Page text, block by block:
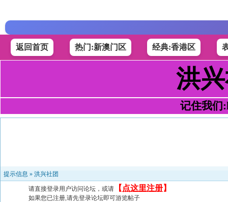
返回首页 热门:新澳门区 经典:香港区
洪
记住我们
提示信息 » 洪兴社团
请直接登录用户访问论坛，或请 【 点这里注册】
如果您已注册,请先登录论坛即可游览帖子